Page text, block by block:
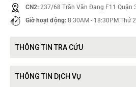
CN2: 237/68 Trần Văn Đang F11 Quận
Giờ hoạt động: 8:30AM - 18:30PM Thứ
THÔNG TIN TRA CỨU
THÔNG TIN DỊCH VỤ